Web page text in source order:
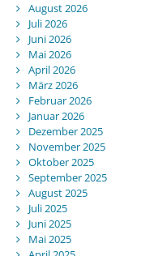
August 2026
Juli 2026
Juni 2026
Mai 2026
April 2026
März 2026
Februar 2026
Januar 2026
Dezember 2025
November 2025
Oktober 2025
September 2025
August 2025
Juli 2025
Juni 2025
Mai 2025